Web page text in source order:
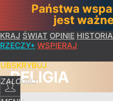
KRAJ ŚWIAT OPINIE HISTORIA
RZECZY+ WSPIERAJ
ZALOGUJ
RELIGIA